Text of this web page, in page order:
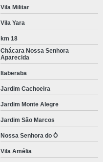
Vila Militar
Vila Yara
km 18
Chácara Nossa Senhora
Aparecida
Itaberaba
Jardim Cachoeira
Jardim Monte Alegre
Jardim São Marcos
Nossa Senhora do Ó
Vila Amélia